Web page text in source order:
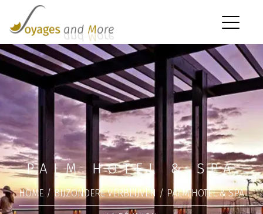
PALM HOTEL & SPA
HOME / BIJZONDERE VERBLIJVEN / PALM HOTEL & SPA